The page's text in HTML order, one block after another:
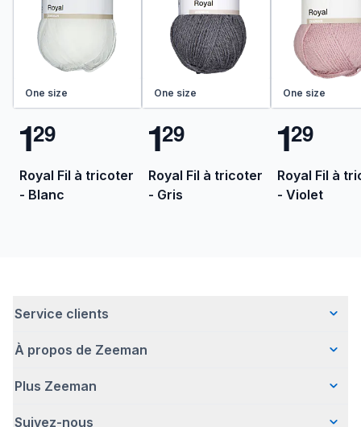
One size
129
Royal Fil à tricoter
- Blanc
One size
129
Royal Fil à tricoter
- Gris
One size
129
Royal Fil à
- Violet
Service clients
Questions fréquentes
Livraison
À propos de Zeeman
Qui sommes-nous ?
Plus Zeeman
Suivez-nous